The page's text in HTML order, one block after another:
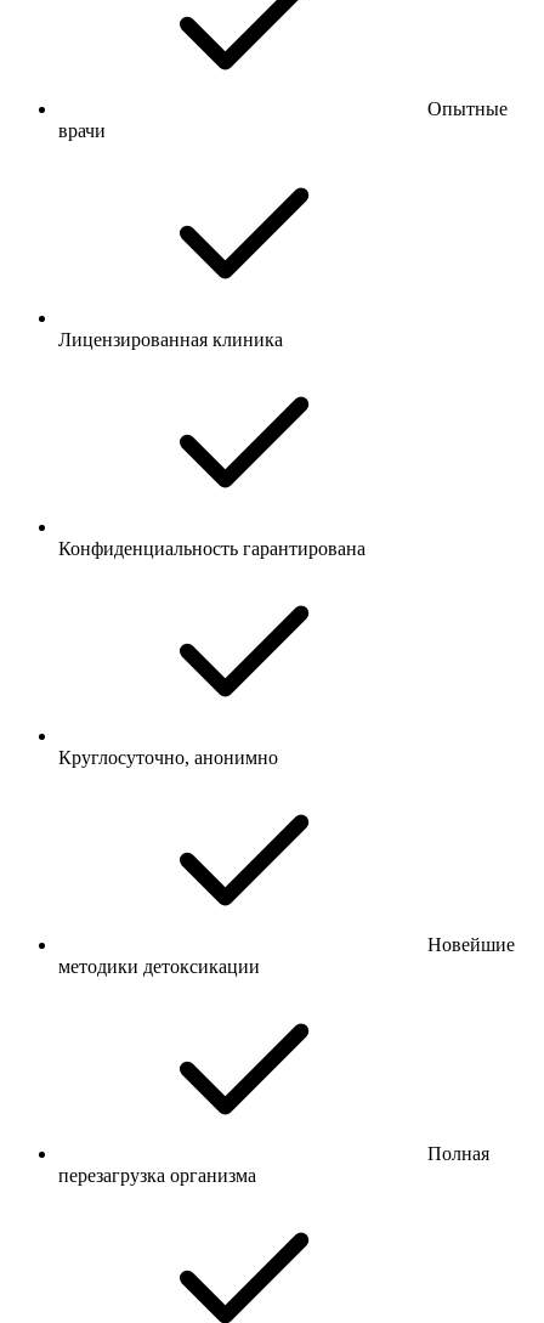
Опытные
врачи
Лицензированная клиника
Конфиденциальность гарантирована
Круглосуточно, анонимно
Новейшие
методики детоксикации
Полная
перезагрузка организма